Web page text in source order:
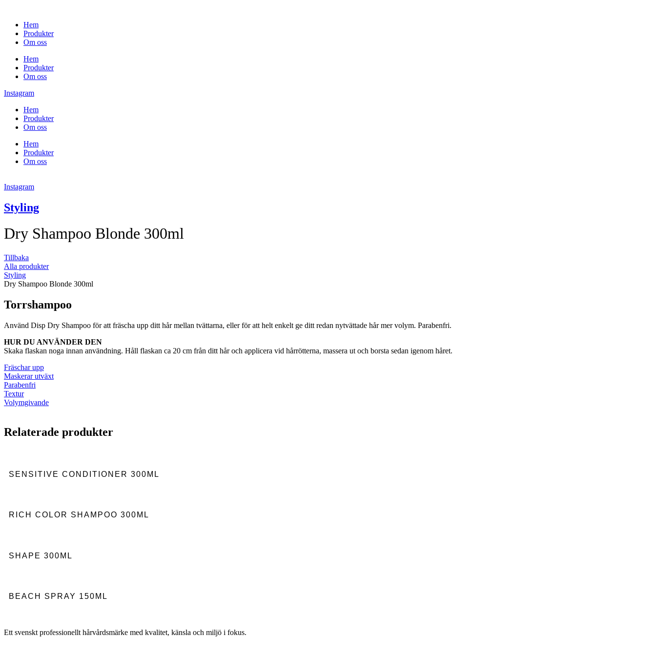
contentHem
Produkter
Om oss
Hem
Produkter
Om oss
Instagram
Hem
Produkter
Om oss
Hem
Produkter
Om oss
Instagram
Styling
Dry Shampoo Blonde 300ml
Tillbaka
Alla produkter
Styling
Dry Shampoo Blonde 300ml
Torrshampoo
Använd Disp Dry Shampoo för att fräscha upp ditt hår mellan tvättarna, eller för att helt enkelt ge ditt redan nytvättade hår mer volym. Parabenfri.
HUR DU ANVÄNDER DEN
Skaka flaskan noga innan användning. Håll flaskan ca 20 cm från ditt hår och applicera vid hårrötterna, massera ut och borsta sedan igenom håret.
Fräschar upp
Maskerar utväxt
Parabenfri
Textur
Volymgivande
Relaterade produkter
SENSITIVE CONDITIONER 300ML
RICH COLOR SHAMPOO 300ML
SHAPE 300ML
BEACH SPRAY 150ML
Ett svenskt professionellt hårvårdsmärke med kvalitet, känsla och miljö i fokus.